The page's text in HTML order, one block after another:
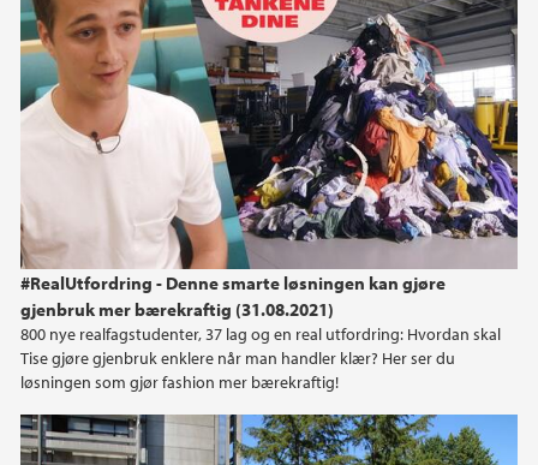
#RealUtfordring - Denne smarte løsningen kan gjøre
gjenbruk mer bærekraftig (31.08.2021)
800 nye realfagstudenter, 37 lag og en real utfordring: Hvordan skal
Tise gjøre gjenbruk enklere når man handler klær? Her ser du
løsningen som gjør fashion mer bærekraftig!
2022
2021
2020
2019
2018